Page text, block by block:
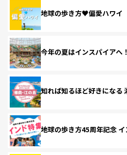
地球の歩き方♥偏愛ハワイ
今年の夏はインスパイアへ！
知れば知るほど好きになる
地球の歩き方45周年記念